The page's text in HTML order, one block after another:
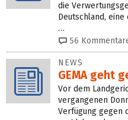
die
Deutschland,
…
56
NEWS
GEMA geht
Vor dem
vergangenen
Verfügung gegen